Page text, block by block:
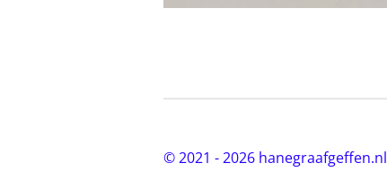
© 2021 - 2026 hanegraafgeffen.nl